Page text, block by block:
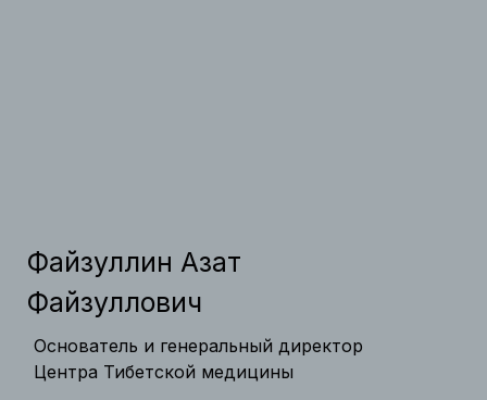
Основатель и генеральный директор
Центра Тибетской медицины
Файзуллин Азат
Файзуллович